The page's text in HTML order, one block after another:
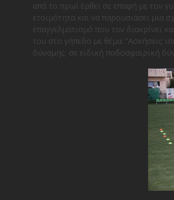
από το πρωί έρθει σε επαφή με τον
ετοιμότητα και να παρουσιάσει μια
επαγγελματισμό που τον διακρίνει
του στο γήπεδο με θέμα: ”Ασκήσεις
δύναμης σε ειδική ποδοσφαιρική